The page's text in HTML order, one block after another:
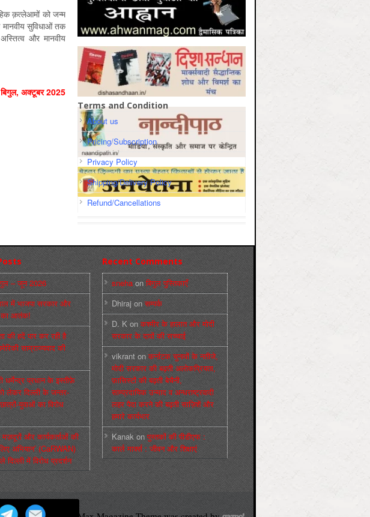
क़त्लेआमों को जन्म
सुविधाओं तक
और मानवीय
अक्टूबर 2025
Terms and Condition
About us
Pricing/Subscription
Privacy Policy
Shipping/Delivery Policy
Refund/Cancellations
– जून 2026
में भाजपा सरकार और
का आतंक!
की हदें पार कर रही है
साम्राज्यवाद की
धर्मेन्द्र प्रधान के इस्तीफ़े
लेकर दिल्ली के जन्तर-
युवाओं का विरोध
मज़दूरों और कार्यकर्ताओं की
अभियान’ (CaRWAN)
में विरोध प्रदर्शन
Recent Comments
snehaonबिगुल पुस्तिकाएँ
Dhirajon सम्पर्क
D. Konकश्मीर के हालात और मोदी
सरकार के दावों की सच्चाई
vikrantonकर्नाटक चुनावों के नतीजे,
मोदी सरकार की बढ़ती अलोकप्रियता,
फ़ासिस्टों की बढ़ती बेचैनी,
साम्प्रदायिक उन्माद व अन्धराष्ट्रवादी
लहर पैदा करने की बढ़ती साज़िशें और
हमारे कार्यभार
Kanakonपुस्‍तकों की पीडीएफ :
कार्ल मार्क्‍स : जीवन और शिक्षाएं